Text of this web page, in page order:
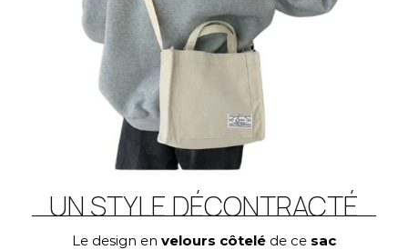
UN STYLE DÉCONTRACTÉ
Le design en velours côtelé de ce sac